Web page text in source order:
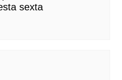
sexta